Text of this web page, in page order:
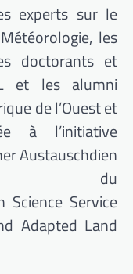
experts sur le
les
doctorants et
et les alumni
de l’Ouest et
à l’initiative
Austauschdienst
du
Science Service
Adapted Land